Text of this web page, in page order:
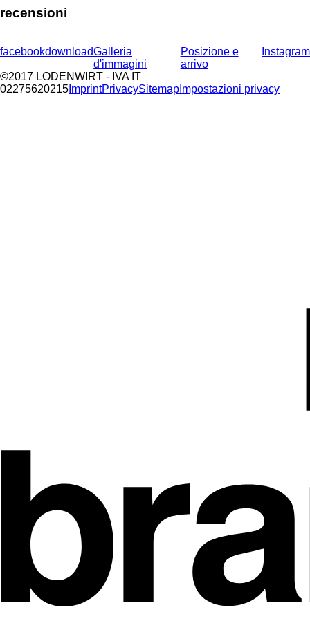
recensioni
facebookdownloadGalleria
d'immagini
Posizione e
arrivo
Instagram
©2017 LODENWIRT - IVA IT
02275620215 ImprintPrivacySitemap Impostazioni privacy